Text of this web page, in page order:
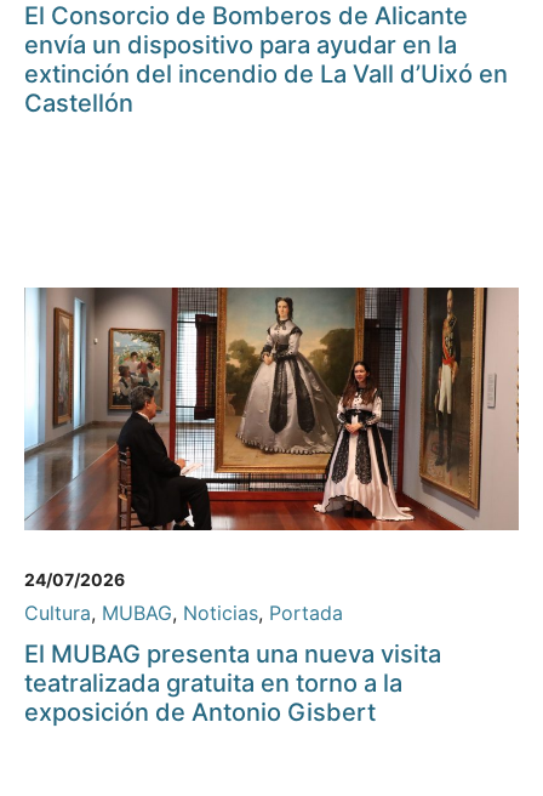
El Consorcio de Bomberos de Alicante
envía un dispositivo para ayudar en la
extinción del incendio de La Vall d’Uixó en
Castellón
24/07/2026
Cultura, MUBAG, Noticias, Portada
El MUBAG presenta una nueva visita
teatralizada gratuita en torno a la
exposición de Antonio Gisbert